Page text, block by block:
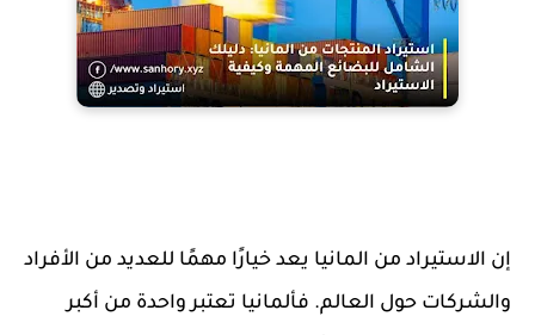
إن الاستيراد من المانيا يعد خيارًا مهمًا للعديد من الأفراد
والشركات حول العالم. فألمانيا تعتبر واحدة من أكبر